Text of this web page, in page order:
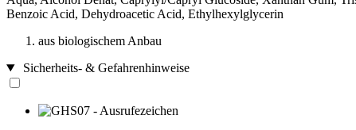
Benzoic Acid, Dehydroacetic Acid, Ethylhexylglycerin
aus biologischem Anbau
Sicherheits- & Gefahrenhinweise